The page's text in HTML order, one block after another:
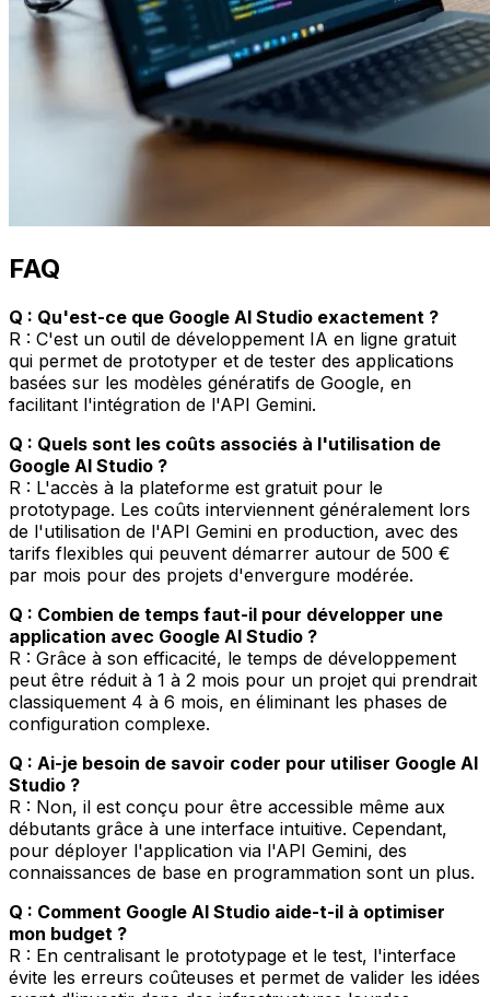
FAQ
Q : Qu'est-ce que Google AI Studio exactement ?
R : C'est un outil de développement IA en ligne gratuit
qui permet de prototyper et de tester des applications
basées sur les modèles génératifs de Google, en
facilitant l'intégration de l'API Gemini.
Q : Quels sont les coûts associés à l'utilisation de
Google AI Studio ?
R : L'accès à la plateforme est gratuit pour le
prototypage. Les coûts interviennent généralement lors
de l'utilisation de l'API Gemini en production, avec des
tarifs flexibles qui peuvent démarrer autour de 500 €
par mois pour des projets d'envergure modérée.
Q : Combien de temps faut-il pour développer une
application avec Google AI Studio ?
R : Grâce à son efficacité, le temps de développement
peut être réduit à 1 à 2 mois pour un projet qui prendrait
classiquement 4 à 6 mois, en éliminant les phases de
configuration complexe.
Q : Ai-je besoin de savoir coder pour utiliser Google AI
Studio ?
R : Non, il est conçu pour être accessible même aux
débutants grâce à une interface intuitive. Cependant,
pour déployer l'application via l'API Gemini, des
connaissances de base en programmation sont un plus.
Q : Comment Google AI Studio aide-t-il à optimiser
mon budget ?
R : En centralisant le prototypage et le test, l'interface
évite les erreurs coûteuses et permet de valider les idées